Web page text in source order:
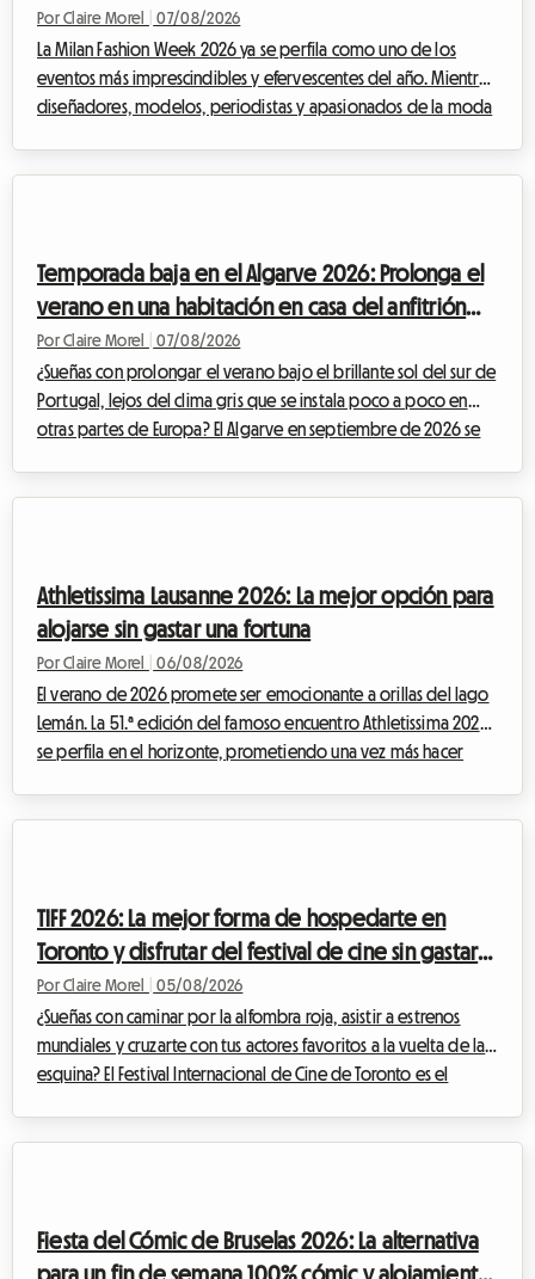
en casa del anfitrión
Por Claire Morel 07/08/2026
La Milan Fashion Week 2026 ya se perfila como uno de los
eventos más imprescindibles y efervescentes del año. Mientras
diseñadores, modelos, periodistas y apasionados de la moda
antelación o proponen tarifa...
Temporada baja en el Algarve 2026: Prolonga el
verano en una habitación en casa del anfitrión
para evitar el aumento de precios
Por Claire Morel 07/08/2026
¿Sueñas con prolongar el verano bajo el brillante sol del sur de
Portugal, lejos del clima gris que se instala poco a poco en
otras partes de Europa? El Algarve en septiembre de 2026 se
embargo, un obstáculo i...
Athletissima Lausanne 2026: La mejor opción para
alojarse sin gastar una fortuna
Por Claire Morel 06/08/2026
El verano de 2026 promete ser emocionante a orillas del lago
Lemán. La 51.ª edición del famoso encuentro Athletissima 2026
se perfila en el horizonte, prometiendo una vez más hacer
que representa el gasto ...
TIFF 2026: La mejor forma de hospedarte en
Toronto y disfrutar del festival de cine sin gastar
una fortuna
Por Claire Morel 05/08/2026
¿Sueñas con caminar por la alfombra roja, asistir a estrenos
mundiales y cruzarte con tus actores favoritos a la vuelta de la
esquina? El Festival Internacional de Cine de Toronto es el
cómodo donde quedarse si...
Fiesta del Cómic de Bruselas 2026: La alternativa